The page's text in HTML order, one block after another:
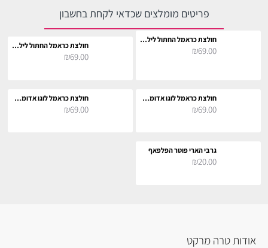
פריטים מומלצים שכדאי לקחת בחשבון
חולצת כראמל החתול לילדים
₪69.00 חולצת כראמל החתול לילדים
₪69.00
חולצת כראמל לוגו אדומה לילדים
₪69.00
חולצת כראמל לוגו אדומה לילדים
₪69.00
גרבי הארי פוטר הפלפאף
₪20.00
אודות טרה מרקט